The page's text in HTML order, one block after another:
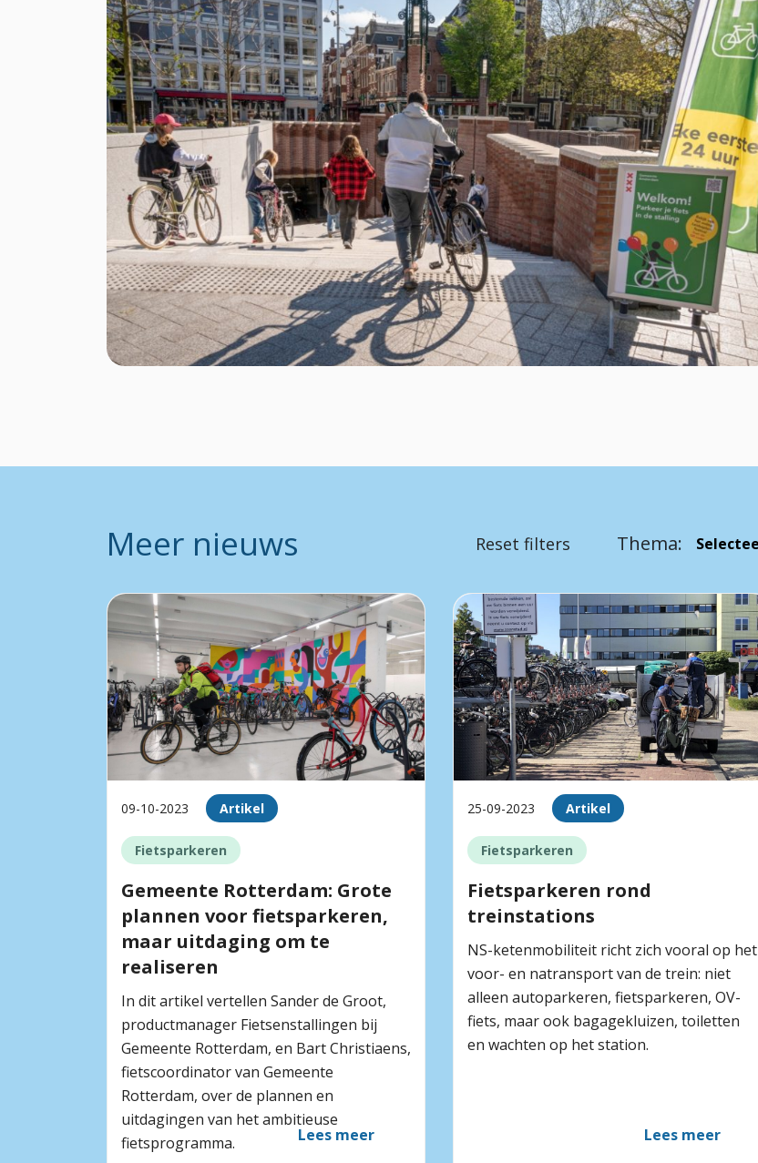
Meer nieuws Reset filters Thema:
09-10-2023 Artikel
Fietsparkeren
Gemeente Rotterdam: Grote
plannen voor fietsparkeren,
maar uitdaging om te
realiseren
In dit artikel vertellen Sander de Groot,
productmanager Fietsenstallingen bij
Gemeente Rotterdam, en Bart Christiaens,
fietscoordinator van Gemeente
Rotterdam, over de plannen en
uitdagingen van het ambitieuse
fietsprogramma.
Lees meer
25-09-2023 Artikel
Fietsparkeren
Fietsparkeren rond
treinstations
NS-ketenmobiliteit richt zich vooral op het
voor- en natransport van de trein: niet
alleen autoparkeren, fietsparkeren, OV-
fiets, maar ook bagagekluizen, toiletten
en wachten op het station.
Lees meer